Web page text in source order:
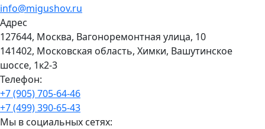
info@migushov.ru
Адрес
127644, Москва, Вагоноремонтная улица, 10
141402, Московская область, Химки, Вашутинское
шоссе, 1к2-3
Телефон:
+7 (905) 705-64-46
+7 (499) 390-65-43
Мы в социальных сетях: